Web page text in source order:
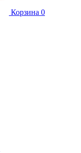
Корзина 0